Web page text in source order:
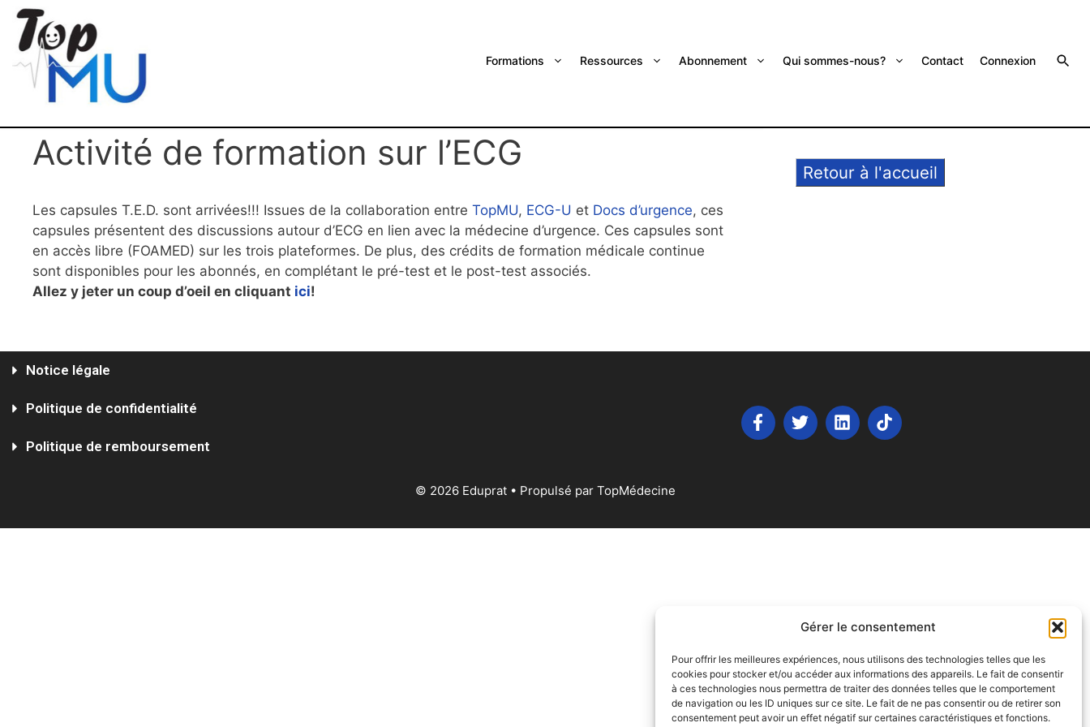
Gérer le consentement
Pour offrir les meilleures expériences, nous utilisons des technologies telles que les
cookies pour stocker et/ou accéder aux informations des appareils. Le fait de consentir
à ces technologies nous permettra de traiter des données telles que le comportement
de navigation ou les ID uniques sur ce site. Le fait de ne pas consentir ou de retirer son
consentement peut avoir un effet négatif sur certaines caractéristiques et fonctions.
Formations Ressources Abonnement Qui sommes-nous? Contact Connexion
Activité de formation sur l’ECG
Les capsules T.E.D. sont arrivées!!! Issues de la collaboration entre TopMU, ECG-U et Docs d’urgence, ces
capsules présentent des discussions autour d’ECG en lien avec la médecine d’urgence. Ces capsules sont
en accès libre (FOAMED) sur les trois plateformes. De plus, des crédits de formation médicale continue
sont disponibles pour les abonnés, en complétant le pré-test et le post-test associés.
Allez y jeter un coup d’oeil en cliquant ici!
Retour à l'accueil
Notice légale
Politique de confidentialité
Politique de remboursement
© 2026 Eduprat • Propulsé par TopMédecine